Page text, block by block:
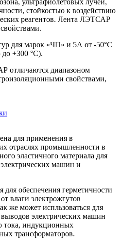
стойкостью к воздействию
реагентов. Лента ЛЭТСАР
для марок «ЧП» и 5А от -50°С
до +300 °С).
отличаются диапазоном
свойствами,
для применения в
отраслях промышленности в
эластичного материала для
машин и
обеспечения герметичности
влаги электрожгутов
же может испльзоваться для
электрических машин
тока, индукционных
трансформаторов.